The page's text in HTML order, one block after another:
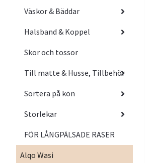
Väskor & Bäddar
Halsband & Koppel
Skor och tossor
Till matte & Husse, Tillbehör
Sortera på kön
Storlekar
FÖR LÅNGPÄLSADE RASER
Alqo Wasi